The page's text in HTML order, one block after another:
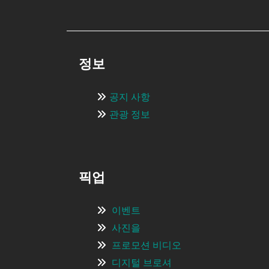
정보
공지 사항
관광 정보
픽업
이벤트
사진을
프로모션 비디오
디지털 브로셔